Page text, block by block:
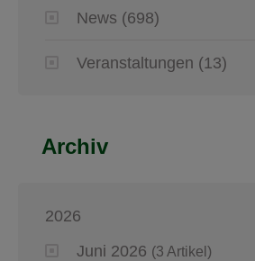
News (698)
Veranstaltungen (13)
Archiv
2026
Juni 2026 (3 Artikel)